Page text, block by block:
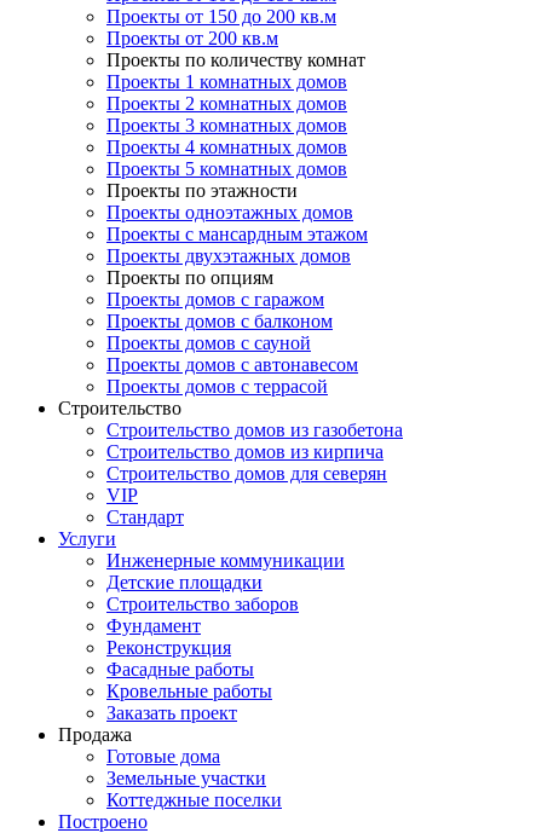
Проекты от 150 до 200 кв.м
Проекты от 200 кв.м
Проекты по количеству комнат
Проекты 1 комнатных домов
Проекты 2 комнатных домов
Проекты 3 комнатных домов
Проекты 4 комнатных домов
Проекты 5 комнатных домов
Проекты по этажности
Проекты одноэтажных домов
Проекты с мансардным этажом
Проекты двухэтажных домов
Проекты по опциям
Проекты домов с гаражом
Проекты домов с балконом
Проекты домов с сауной
Проекты домов с автонавесом
Проекты домов с террасой
Строительство
Строительство домов из газобетона
Строительство домов из кирпича
Строительство домов для северян
VIP
Стандарт
Услуги
Инженерные коммуникации
Детские площадки
Строительство заборов
Фундамент
Реконструкция
Фасадные работы
Кровельные работы
Заказать проект
Продажа
Готовые дома
Земельные участки
Коттеджные поселки
Построено